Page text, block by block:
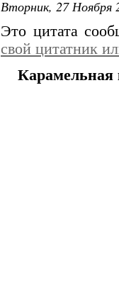
Вторник, 27 Ноября
Это цитата
свой цитатник
Карамельная